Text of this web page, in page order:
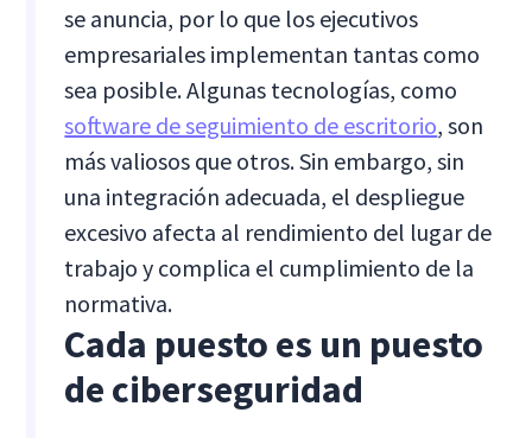
se anuncia, por lo que los ejecutivos
empresariales implementan tantas como
sea posible. Algunas tecnologías, como
software de seguimiento de escritorio, son
más valiosos que otros. Sin embargo, sin
una integración adecuada, el despliegue
excesivo afecta al rendimiento del lugar de
trabajo y complica el cumplimiento de la
normativa.
Cada puesto es un puesto
de ciberseguridad